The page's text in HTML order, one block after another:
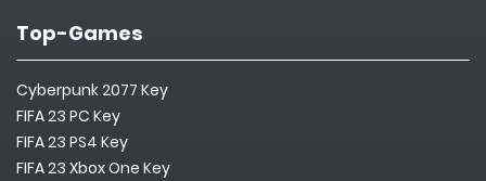
Top-Games
Cyberpunk 2077 Key
FIFA 23 PC Key
FIFA 23 PS4 Key
FIFA 23 Xbox One Key